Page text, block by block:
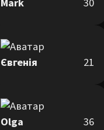
Євгенія 21
Olga 36